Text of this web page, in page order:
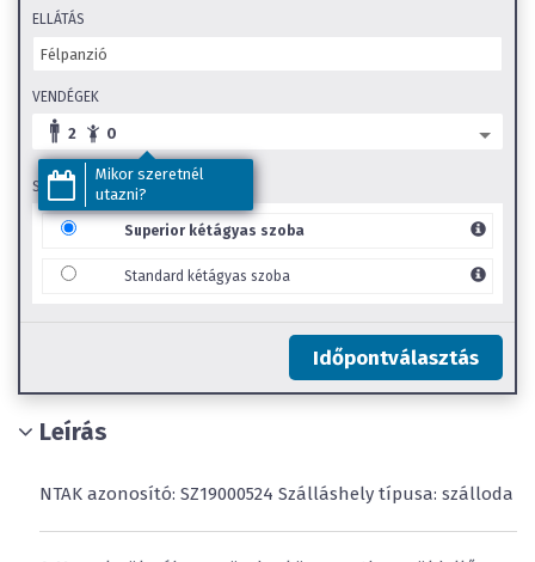
Mikor szeretnél
utazni?
ELLÁTÁS
VENDÉGEK
2 0
SZOBA TÍPUS
Superior kétágyas szoba
Standard kétágyas szoba
Időpontválasztás
Leírás
NTAK azonosító: SZ19000524 Szálláshely típusa: szálloda